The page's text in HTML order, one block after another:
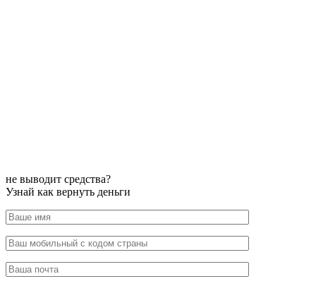
не выводит средства?
Узнай как вернуть деньги